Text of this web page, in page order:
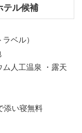
ル候補
ラベル）
ム人工温泉 ・露天
添い寝無料